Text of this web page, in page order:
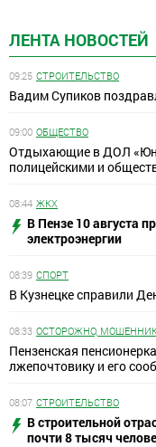
ЛЕНТА НОВОСТЕЙ
09:25 СТРОИТЕЛЬСТВО
Вадим Супиков
09:00 ОБЩЕСТВО
Отдыхающие в ДОЛ
полицейскими и
08:44 ЖКХ
В Пензе 10 августа
электроэнергии
08:39 СПОРТ
В Кузнецке справили
08:33 ОСТОРОЖНО,
Пензенская
лжепочтовику и его
08:07 СТРОИТЕЛЬСТВО
В строительной
почти 8 тысяч